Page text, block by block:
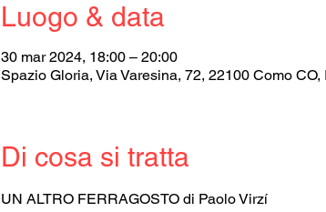
Luogo & data
30 mar 2024, 18:00 – 20:00
Spazio Gloria, Via Varesina, 72, 22100 Como CO,
Di cosa si tratta
UN ALTRO FERRAGOSTO di Paolo Virzí